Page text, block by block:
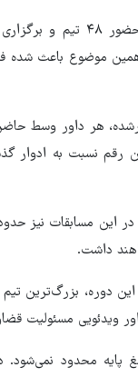
موضوع باعث شده
رقم نسبت به ادوار
داشت.
پایه محدود
بازدید استاندار
موسسه